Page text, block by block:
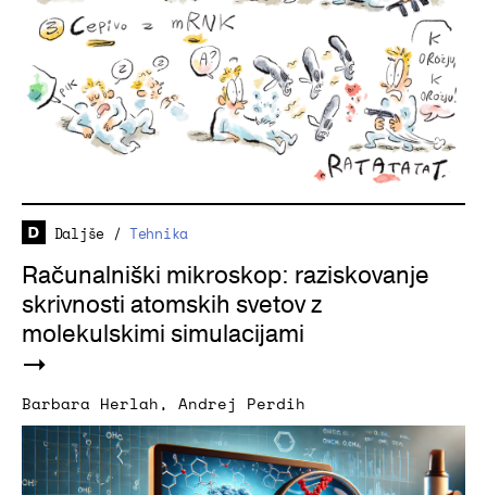
Daljše /Tehnika
Računalniški mikroskop: raziskovanje
skrivnosti atomskih svetov z
molekulskimi simulacijami
Barbara Herlah, Andrej Perdih